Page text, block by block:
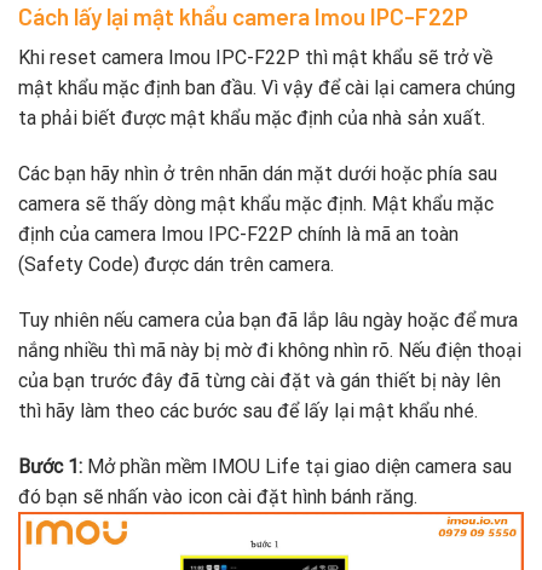
Cách lấy lại mật khẩu camera Imou IPC-F22P
Khi reset camera Imou IPC-F22P thì mật khẩu sẽ trở về
mật khẩu mặc định ban đầu. Vì vậy để cài lại camera chúng
ta phải biết được mật khẩu mặc định của nhà sản xuất.
Các bạn hãy nhìn ở trên nhãn dán mặt dưới hoặc phía sau
camera sẽ thấy dòng mật khẩu mặc định. Mật khẩu mặc
định của camera Imou IPC-F22P chính là mã an toàn
(Safety Code) được dán trên camera.
Tuy nhiên nếu camera của bạn đã lắp lâu ngày hoặc để mưa
nắng nhiều thì mã này bị mờ đi không nhìn rõ. Nếu điện thoại
của bạn trước đây đã từng cài đặt và gán thiết bị này lên
thì hãy làm theo các bước sau để lấy lại mật khẩu nhé.
Bước 1: Mở phần mềm IMOU Life tại giao diện camera sau
đó bạn sẽ nhấn vào icon cài đặt hình bánh răng.